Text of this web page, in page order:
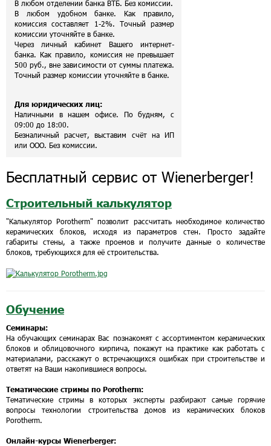
В любом отделении банка ВТБ. Без комиссии.
В любом удобном банке. Как правило,
комиссия составляет 1-2%. Точный размер
комиссии уточняйте в банке.
Через личный кабинет Вашего интернет-
банка. Как правило, комиссия не превышает
500 руб., вне зависимости от суммы платежа.
Точный размер комиссии уточняйте в банке.
Для юридических лиц:
Наличными в нашем офисе. По будням, с
09:00 до 18:00.
Безналичный расчет, выставим счёт на ИП
или ООО. Без комиссии.
Бесплатный сервис от Wienerberger!
Строительный калькулятор
"Калькулятор Porotherm" позволит рассчитать необходимое количество
керамических блоков, исходя из параметров стен. Просто задайте
габариты стены, а также проемов и получите данные о количестве
блоков, требующихся для её строительства.
Обучение
Семинары:
На обучающих семинарах Вас познакомят с ассортиментом керамических
блоков и облицовочного кирпича, покажут на практике как работать с
материалами, расскажут о встречающихся ошибках при строительстве и
ответят на Ваши накопившиеся вопросы.
Тематические стримы по Porotherm:
Тематические стримы в которых эксперты разбирают самые горячие
вопросы технологии строительства домов из керамических блоков
Porotherm.
Онлайн-курсы Wienerberger: